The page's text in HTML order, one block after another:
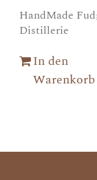
HandMade
Distillerie
In den
Warenkorb